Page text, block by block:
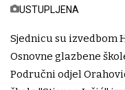
USTUPLJENA
Sjednicu su izvedbom
Osnovne glazbene
Područni odjel